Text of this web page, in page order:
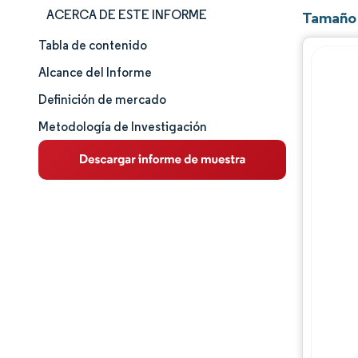
ACERCA DE ESTE INFORME
Tamaño y cuota de mercado
Análisis de mercado
Tendencias e ideas
Análisis de segmentos
Tabla de contenido
Alcance del Informe
Definición de mercado
Metodología de Investigación